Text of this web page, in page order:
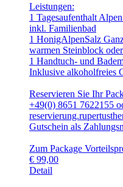
Leistungen:
1 Tagesaufenthalt
inkl. Familienbad
1 HonigAlpenSalz
warmen Steinblock
1 Handtuch- und
Inklusive alkoholfreies
Reservieren Sie Ihr
+49(0) 8651 7622155
Gutschein als
Zum Package
€ 99,00
Detail